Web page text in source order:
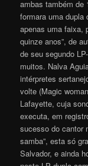
ambas também de
formara uma dupla
apenas uma faixa,
quinze anos”, de
de seu segundo
muitos. Nalva
intérpretes
volte (Magic
Lafayette, cuja
executa, em
sucesso do cantor
samba”, esta só
Salvador, e ainda